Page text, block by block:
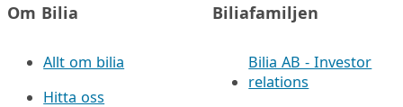
Om Bilia
Allt om bilia
Hitta oss
Biliafamiljen
Bilia AB - Investor
relations